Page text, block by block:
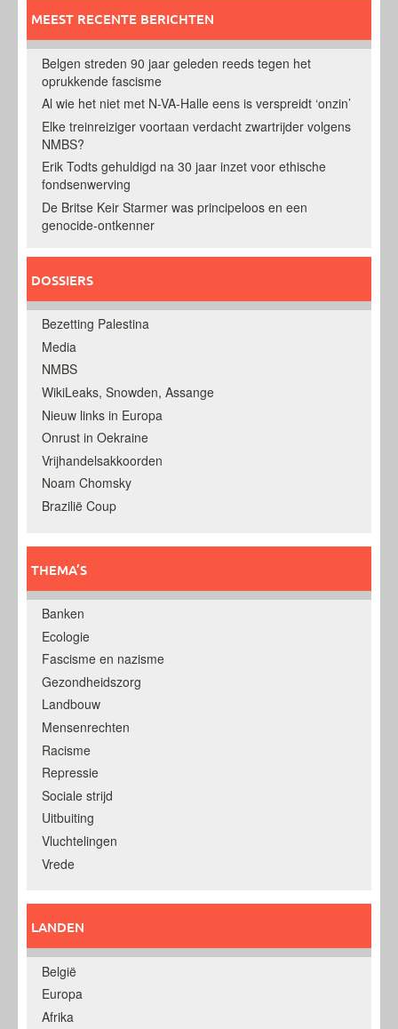
MEEST RECENTE BERICHTEN
Belgen streden 90 jaar geleden reeds tegen het
oprukkende fascisme
Al wie het niet met N-VA-Halle eens is verspreidt ‘onzin’
Elke treinreiziger voortaan verdacht zwartrijder volgens
NMBS?
Erik Todts gehuldigd na 30 jaar inzet voor ethische
fondsenwerving
De Britse Keir Starmer was principeloos en een
genocide-ontkenner
DOSSIERS
Bezetting Palestina
Media
NMBS
WikiLeaks, Snowden, Assange
Nieuw links in Europa
Onrust in Oekraine
Vrijhandelsakkoorden
Noam Chomsky
Brazilië Coup
THEMA’S
Banken
Ecologie
Fascisme en nazisme
Gezondheidszorg
Landbouw
Mensenrechten
Racisme
Repressie
Sociale strijd
Uitbuiting
Vluchtelingen
Vrede
LANDEN
België
Europa
Afrika